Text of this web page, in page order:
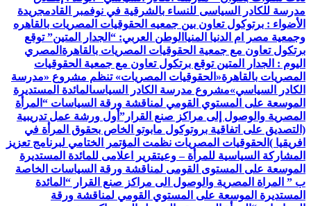
مدرسة للكادر السياسى للنساء بالشرقية في نوفمبر القادمجريدة
الأضواء : برتوكول تعاون بين جمعيه الحقوقيات المصريات بالقاهره
وجمعية مصر ام الدنيا المنيا الوطن العربي: “الجدار المتين” توقع
برتكول تعاون مع جمعية الحقوقيات المصريات بالقاهرة المصري
اليوم : الجدار المتين توقع برتكول تعاون مع جمعية الحقوقيات
المصريات بالقاهرة«الحقوقيات المصريات» تنظم مشروع «مدرسة
الكادر السياسي»مشروع مدرسة الكادر السياسىالمائدة المستديرة
الموسعة على المستوي القومي لمناقشة ورقة السياسات “المرأة
المصرية والوصول إلى مراكز صنع القرار” أول ورشة عمل تدريبية
(التصديق على اتفاقية بروتوكول مابوتو الخاص بحقوق المرأة في
افريقيا ) الحقوقيات المصريات نظمت المؤتمر الختامي لبرنامج تعزيز
المشاركة السياسية للمرأة – وعيتقرير اعلامى للمائدة المستديرة
الموسعة على المستوى القومى لمناقشة ورقة السياسات الخاصة
ب ” المراة المصرية والوصول الى مراكز صنع القرار “ المائدة
المستديرة الموسعة على المستوي القومي لمناقشة ورقة